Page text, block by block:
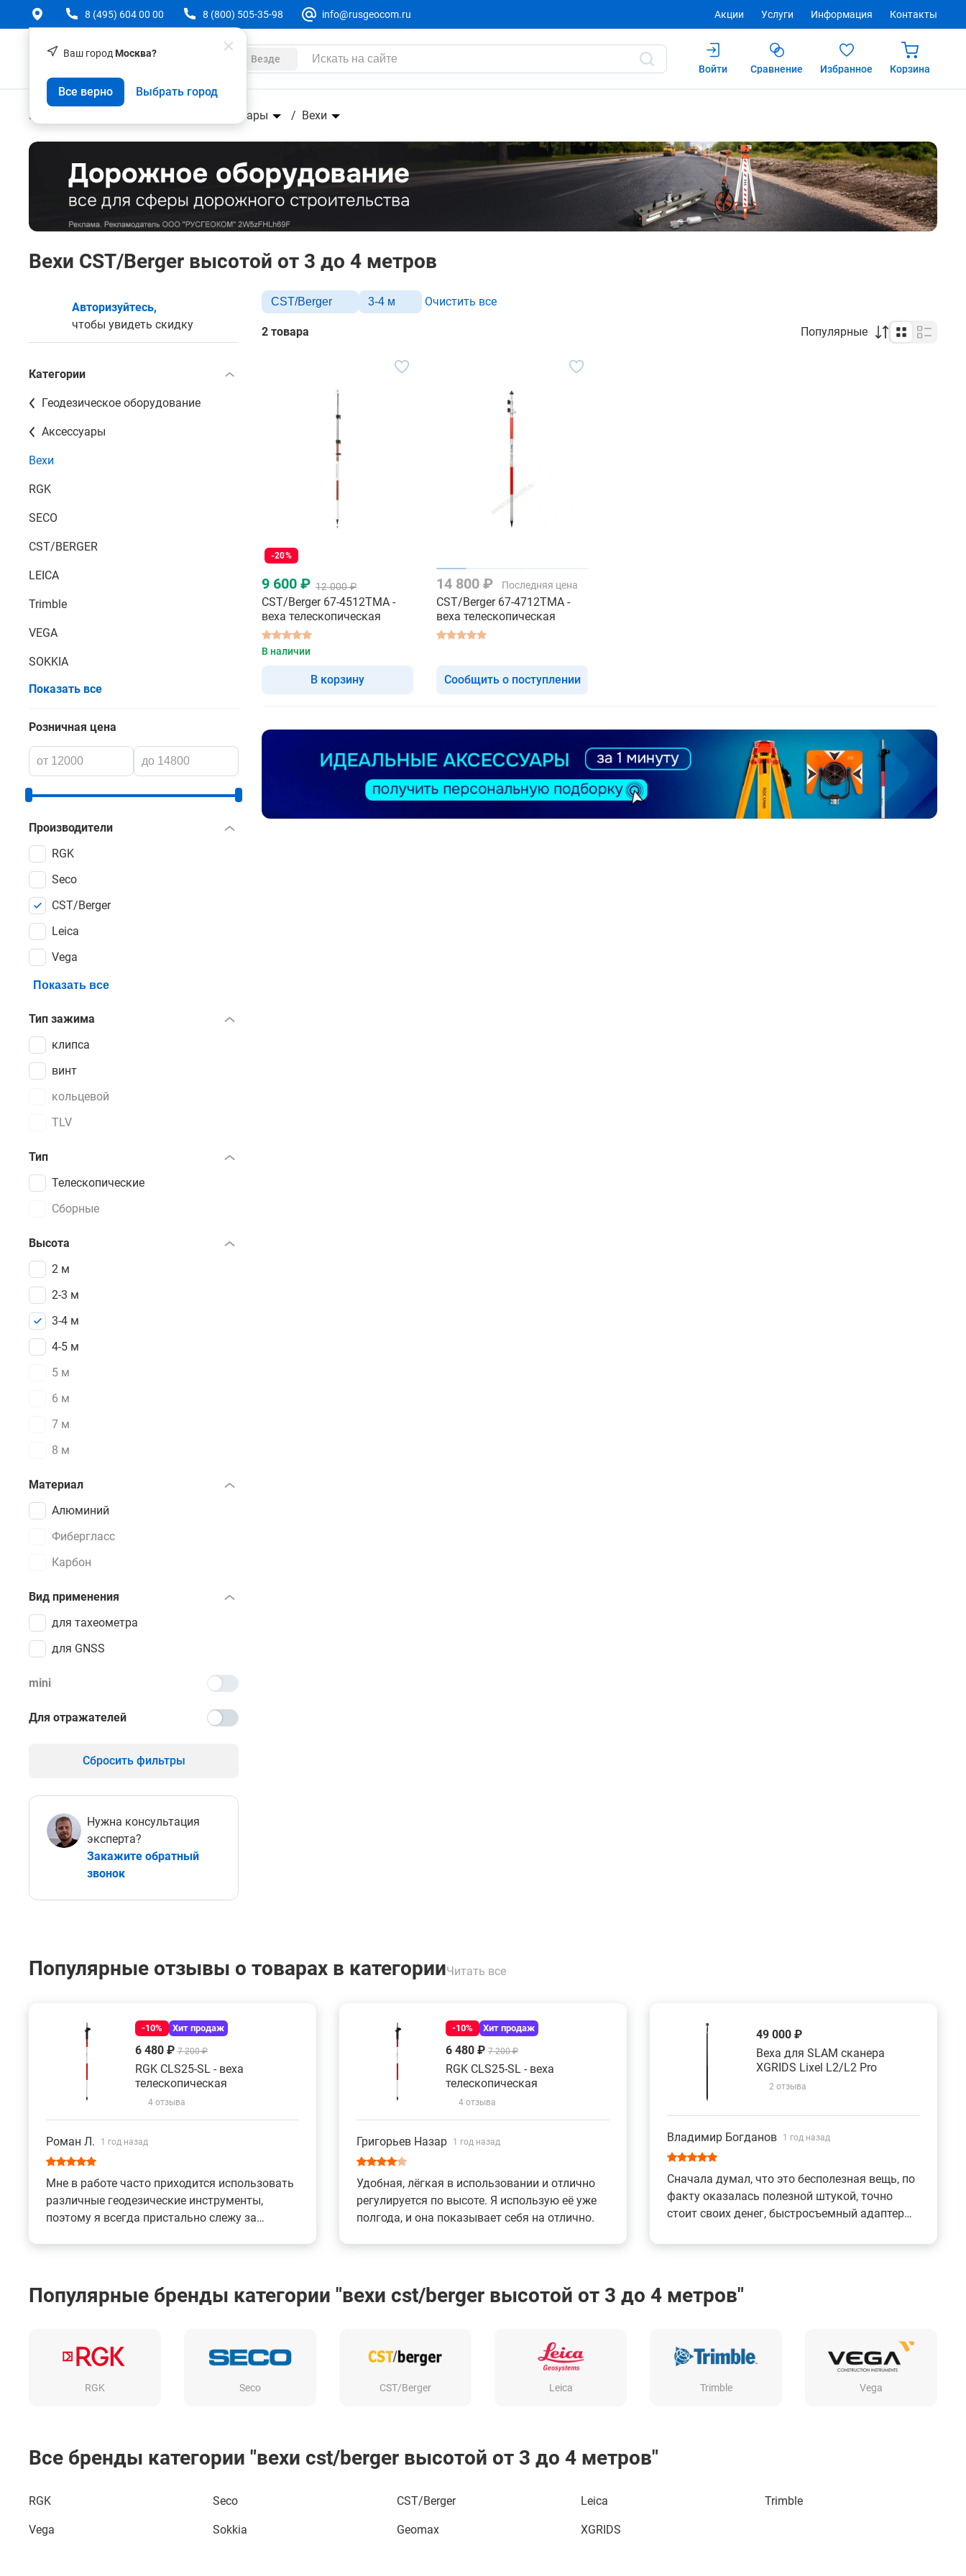
Ваш город Москва?
Все верно Выбрать город
8 (495) 604 00 00 8 (800) 505-35-98 info@rusgeocom.ru Акции Услуги Информация Контакты
Везде
Войти
Сравнение Избранное Корзина
Геодезическое оборудование Аксессуары Вехи
Вехи CST/Berger высотой от 3 до 4 метров
Авторизуйтесь,
чтобы увидеть скидку
Категории
Геодезическое оборудование
Аксессуары
Вехи
RGK
SECO
CST/BERGER
LEICA
Trimble
VEGA
SOKKIA
Показать все
Розничная цена
Производители
RGK
Seco
CST/Berger
Leica
Vega
Показать все
Тип зажима
клипса
винт
кольцевой
TLV
Тип
Телескопические
Сборные
Высота
2 м
2-3 м
3-4 м
4-5 м
5 м
6 м
7 м
8 м
Материал
Алюминий
Фибергласс
Карбон
Вид применения
для тахеометра
для GNSS
mini
Для отражателей
Сбросить фильтры
Нужна консультация
эксперта?
Закажите обратный
звонок
CST/Berger 3-4 м Очистить все
2 товара Популярные
-20%
9 600 ₽ 12 000 ₽
CST/Berger 67-4512TMA -
веха телескопическая
В наличии
В корзину
14 800 ₽ Последняя цена
CST/Berger 67-4712TMA -
веха телескопическая
Сообщить о поступлении
Популярные отзывы о товарах в категорииЧитать все
-10% Хит продаж
6 480 ₽ 7 200 ₽
RGK CLS25-SL - веха
телескопическая
4 отзыва
Роман Л. 1 год назад
Мне в работе часто приходится использовать
различные геодезические инструменты,
поэтому я всегда пристально слежу за
Кроме того, я оценил удобство работы,
телескопическая конструкция позволяет
-10% Хит продаж
6 480 ₽ 7 200 ₽
RGK CLS25-SL - веха
телескопическая
4 отзыва
Григорьев Назар 1 год назад
Удобная, лёгкая в использовании и отлично
регулируется по высоте. Я использую её уже
полгода, и она показывает себя на отлично.
49 000 ₽
Веха для SLAM сканера
XGRIDS Lixel L2/L2 Pro
2 отзыва
Владимир Богданов 1 год назад
Сначала думал, что это бесполезная вещь, по
факту оказалась полезной штукой, точно
стоит своих денег, быстросъемный адаптер
Популярные бренды категории "вехи cst/berger высотой от 3 до 4 метров"
RGK Seco CST/Berger Leica Trimble Vega
Все бренды категории "вехи cst/berger высотой от 3 до 4 метров"
RGK Seco CST/Berger Leica Trimble
Vega Sokkia Geomax XGRIDS